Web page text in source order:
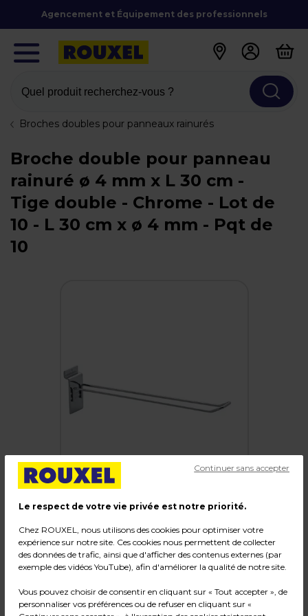
Agencement et Équipement des professionnels
Quel produit recherchez-vous ?
Broches doubles pour panneaux rainurés
Broche double pour panneau
rainuré ø 4 mm x L 30 cm -
Tige double - Chrome - Lot de
10 - L 30 cm x ø 4 mm - Pqt de
10
Broche double pour panneau rainuré ø 4 mm x
L 30 cm - Tige double - Chrome - Lot de 10
Code :
Couleur : Chromé
Matière : Métal
Le respect de votre vie privée est notre priorité.
Chez ROUXEL, nous utilisons des cookies pour optimiser votre
expérience sur notre site. Ces cookies nous permettent de collecter
des données de trafic, ainsi que d'afficher des contenus externes (par
exemple des vidéos YouTube), afin d'améliorer la qualité de notre site.
Vous pouvez choisir de consentir en cliquant sur « Tout accepter », de
personnaliser vos préférences ou de refuser en cliquant sur «
Continuer sans accepter